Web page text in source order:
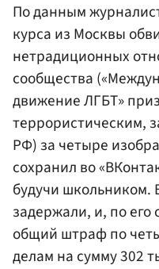
По данным
курса из Москвы
нетрадиционных
сообщества
движение ЛГБТ»
террористическим,
РФ) за четыре
сохранил во
будучи школьником.
задержали, и, по
общий штраф по
делам на сумму 302